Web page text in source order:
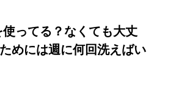
使ってる？なくても大丈
めには週に何回洗えばい